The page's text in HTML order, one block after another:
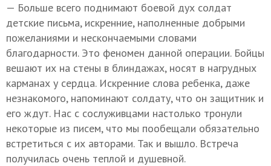
— Больше всего поднимают боевой дух солдат
детские письма, искренние, наполненные добрыми
пожеланиями и нескончаемыми словами
благодарности. Это феномен данной операции. Бойцы
вешают их на стены в блиндажах, носят в нагрудных
карманах у сердца. Искренние слова ребенка, даже
незнакомого, напоминают солдату, что он защитник и
его ждут. Нас с сослуживцами настолько тронули
некоторые из писем, что мы пообещали обязательно
встретиться с их авторами. Так и вышло. Встреча
получилась очень теплой и душевной.